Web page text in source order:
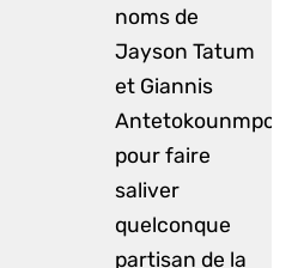
noms de
Jayson Tatum
et Giannis
Antetokounmpo
pour faire
saliver
quelconque
partisan de la